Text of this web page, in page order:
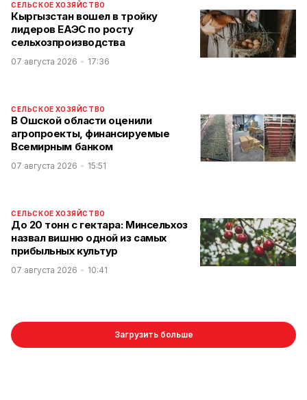
СЕЛЬСКОЕ ХОЗЯЙСТВО
Кыргызстан вошел в тройку
лидеров ЕАЭС по росту
сельхозпроизводства
07 августа 2026 17:36
СЕЛЬСКОЕ ХОЗЯЙСТВО
В Ошской области оценили
агропроекты, финансируемые
Всемирным банком
07 августа 2026 15:51
СЕЛЬСКОЕ ХОЗЯЙСТВО
До 20 тонн с гектара: Минсельхоз
назвал вишню одной из самых
прибыльных культур
07 августа 2026 10:41
Загрузить больше